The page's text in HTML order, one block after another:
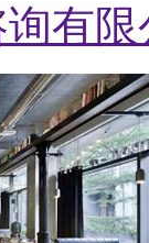
公司